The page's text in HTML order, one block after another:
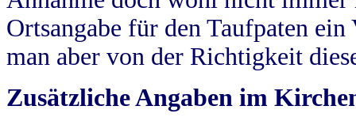
Ortsangabe für den Taufpaten
man aber von der Richtigkeit
Zusätzliche Angaben im